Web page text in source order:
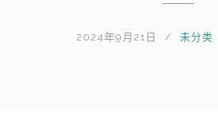
2024年9月21日 未分类